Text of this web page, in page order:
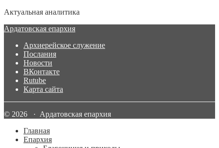
Актуальная аналитика
Ардатовская епархия
Архиерейское служение
Послания
Новости
ВКонтакте
Rutube
Карта сайта
© 2026 · Ардатовская епархия
Главная
Епархия